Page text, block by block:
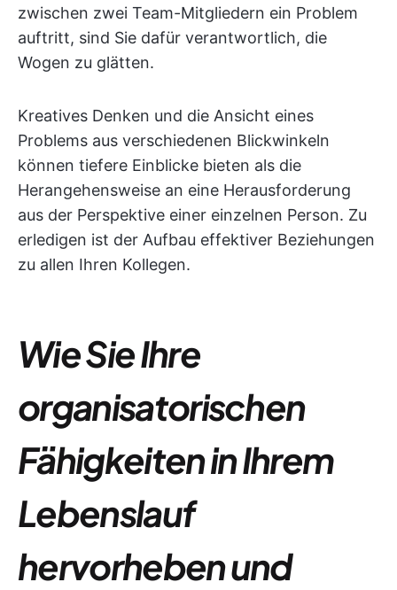
zwischen zwei Team-Mitgliedern ein Problem
auftritt, sind Sie dafür verantwortlich, die
Wogen zu glätten.
Kreatives Denken und die Ansicht eines
Problems aus verschiedenen Blickwinkeln
können tiefere Einblicke bieten als die
Herangehensweise an eine Herausforderung
aus der Perspektive einer einzelnen Person. Zu
erledigen ist der Aufbau effektiver Beziehungen
zu allen Ihren Kollegen.
Wie Sie Ihre
organisatorischen
Fähigkeiten in Ihrem
Lebenslauf
hervorheben und